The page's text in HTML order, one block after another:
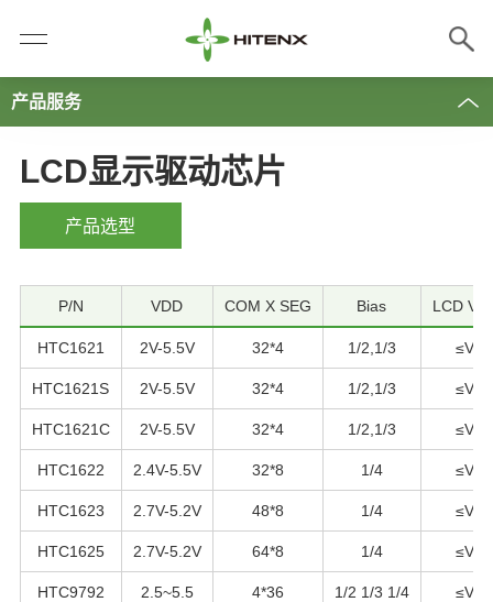
产品服务
LCD显示驱动芯片
产品选型
P/N VDD COM X SEG Bias LCD
HTC1621 2V-5.5V 32*4 1/2,1/3
HTC1621S 2V-5.5V 32*4 1/2,1/3
HTC1621C 2V-5.5V 32*4 1/2,1/3
HTC1622 2.4V-5.5V 32*8 1/4
HTC1623 2.7V-5.2V 48*8 1/4
HTC1625 2.7V-5.2V 64*8 1/4
HTC9792 2.5~5.5 4*36 1/2 1/3 1/4